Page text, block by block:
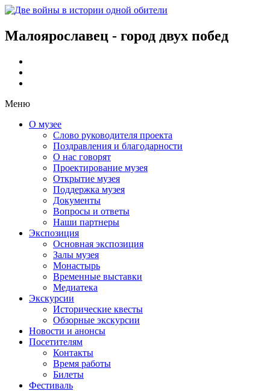
Малоярославец - город двух побед
Меню
О музее
Слово руководителя проекта
Поздравления и благодарности
О нас говорят
Проектирование музея
Открытие музея
Поддержка музея
Документы
Вопросы и ответы
Наши партнеры
Экспозиция
Основная экспозиция
Залы музея
Монастырь
Временные выставки
Медиатека
Экскурсии
Исторические квесты
Обзорные экскурсии
Новости и анонсы
Посетителям
Контакты
Время работы
Билеты
Фестиваль